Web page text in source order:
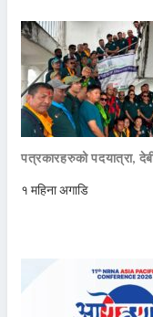
पत्रकारहरुको पदयात्रा,
१ महिना अगाडि